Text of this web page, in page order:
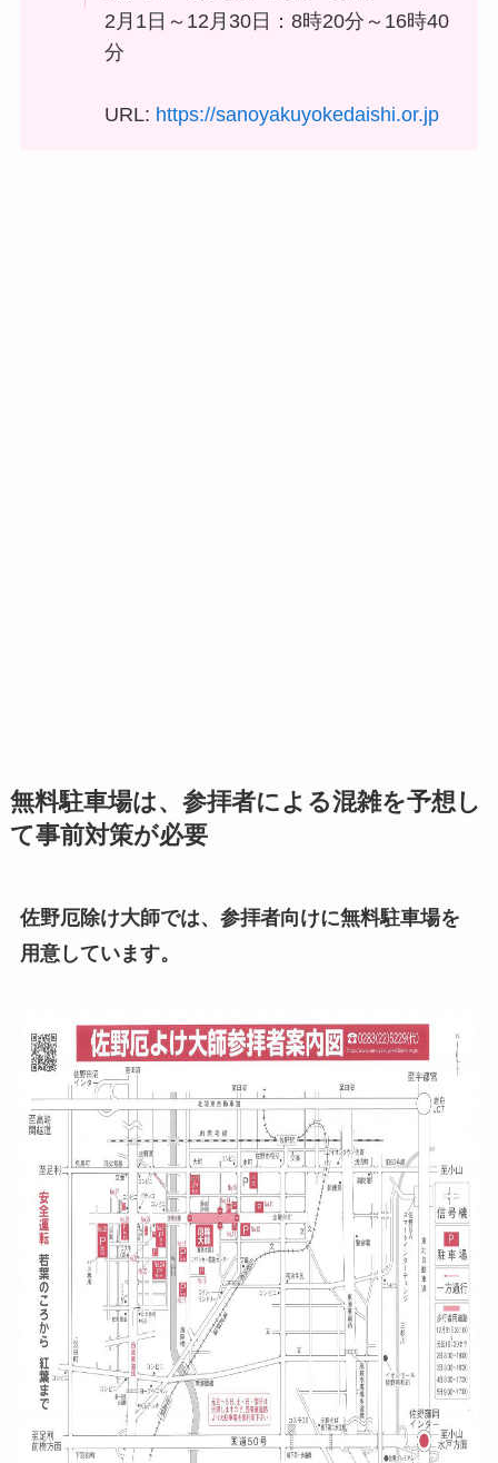
2月1日～12月30日：8時20分～16時40
分
URL: https://sanoyakuyokedaishi.or.jp
無料駐車場は、参拝者による混雑を予想し
て事前対策が必要
佐野厄除け大師では、参拝者向けに無料駐車場を
用意しています。